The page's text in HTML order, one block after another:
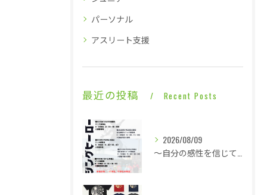
パーソナル
アスリート支援
最近の投稿 Recent Posts
2026/08/09